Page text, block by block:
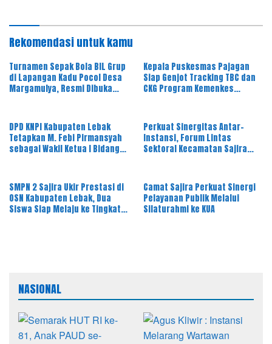
Rekomendasi untuk kamu
Turnamen Sepak Bola BIL Grup
di Lapangan Kadu Pocol Desa
Margamulya, Resmi Dibuka
Kepala Puskesmas Pajagan
Siap Genjot Tracking TBC dan
CKG Program Kemenkes
DPD KNPI Kabupaten Lebak
Tetapkan M. Febi Pirmansyah
sebagai Wakil Ketua I Bidang
Perkuat Sinergitas Antar-
Instansi, Forum Lintas
Sektoral Kecamatan Sajira
SMPN 2 Sajira Ukir Prestasi di
OSN Kabupaten Lebak, Dua
Siswa Siap Melaju ke Tingkat
Camat Sajira Perkuat Sinergi
Pelayanan Publik Melalui
Silaturahmi ke KUA
NASIONAL